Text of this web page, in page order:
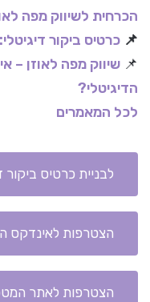
הכרחית לשיווק מפה
📌 כרטיס ביקור
📌 שיווק מפה לאוזן –
הדיגיטלי?
לכל המאמרים
לבניית כרטיס
הצטרפות לאינדקס
הצטרפות לאתר